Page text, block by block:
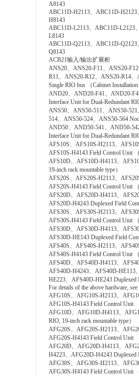
A8143
ABC11D-H2113、ABC11D-
H8143
ABC11D-L2113、ABC11D-L2123
L8143
ABC11D-Q2113、ABC11D-
Q8143
ACB21输入/输出扩展柜
ANS20、ANS20-F11、ANS20-
R11、ANS20-R12、ANS20-R14
Single RIO bus （Cabinet Installation
AND20、AND20-F41、AND20-
Interface Unit for Dual-Redundant
ANS50、ANS50-511、ANS50-
514、ANS50-524、ANS50-564
AND50、AND50-541、AND50-
Interface Unit for Dual-Redundant
AFS10S、AFS10S-H2113、
AFS10S-H4143 Field Control Unit
AFS10D、AFS10D-H4113、
19-inch rack mountable type）
AFS20S、AFS20S-H2113、
AFS20S-H4143 Field Control Unit
AFS20D、AFS20D-H4113、
AFS20D-H4243 Duplexed Field
AFS30S、AFS30S-H2113、
AFS30S-H4143 Field Control Unit
AFS30D、AFS30D-H4113、
AFS30D-HE143 Duplexed Field
AFS40S、AFS40S-H2113、
AFS40S-H4143 Field Control Unit
AFS40D、AFS40D-H4113、
AFS40D-H4243、AFS40D-HE113
HE223、AFS40D-HE243 Duplexed
For details of the above hardware, see
AFG10S、AFG10S-H2113、
AFG10S-H4143 Field Control Unit
AFG10D、AFG10D-H4113、
RIO, 19-inch rack mountable type）
AFG20S、AFG20S-H2113、
AFG20S-H4143 Field Control Unit
AFG20D、AFG20D-H4113、
H4223、AFG20D-H4243 Duplexed
AFG30S、AFG30S-H2113、
AFG30S-H4143 Field Control Unit